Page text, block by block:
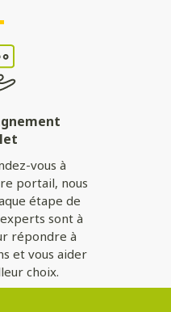
vous à
portail, nous
étape de
sont à
répondre à
et vous aider
choix.